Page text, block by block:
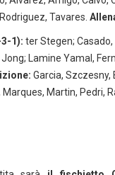
Tavares.
3-1): ter Stegen;
Lamine Yamal,
Garcia, Szczesny,
Marques, Martin, Pedri,